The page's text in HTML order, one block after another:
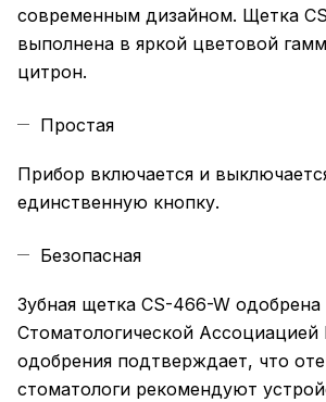
современным дизайном. Щетка
выполнена в яркой цветовой
цитрон.
Простая
Прибор включается и
единственную кнопку.
Безопасная
Зубная щетка CS-466-W одобрена
Стоматологической Ассоциацией
одобрения подтверждает, что
стоматологи рекомендуют